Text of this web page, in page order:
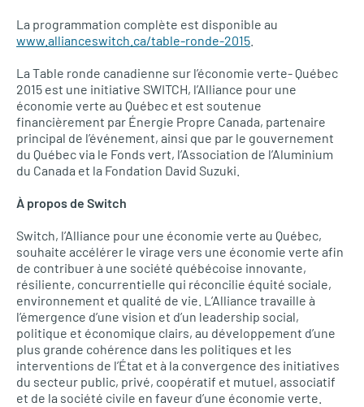
La programmation complète est disponible au
www.allianceswitch.ca/table-ronde-2015
La Table ronde canadienne sur l’économie verte- Québec
2015 est une initiative SWITCH, l’Alliance pour une
économie verte au Québec et est soutenue
financièrement par Énergie Propre Canada, partenaire
principal de l’événement, ainsi que par le gouvernement
du Québec via le Fonds vert, l’Association de l’Aluminium
du Canada et la Fondation David Suzuki.
À propos de Switch
Switch, l’Alliance pour une économie verte au Québec,
souhaite accélérer le virage vers une économie verte afin
de contribuer à une société québécoise innovante,
résiliente, concurrentielle qui réconcilie équité sociale,
environnement et qualité de vie. L’Alliance travaille à
l’émergence d’une vision et d’un leadership social,
politique et économique clairs, au développement d’une
plus grande cohérence dans les politiques et les
interventions de l’État et à la convergence des initiatives
du secteur public, privé, coopératif et mutuel, associatif
et de la société civile en faveur d’une économie verte.